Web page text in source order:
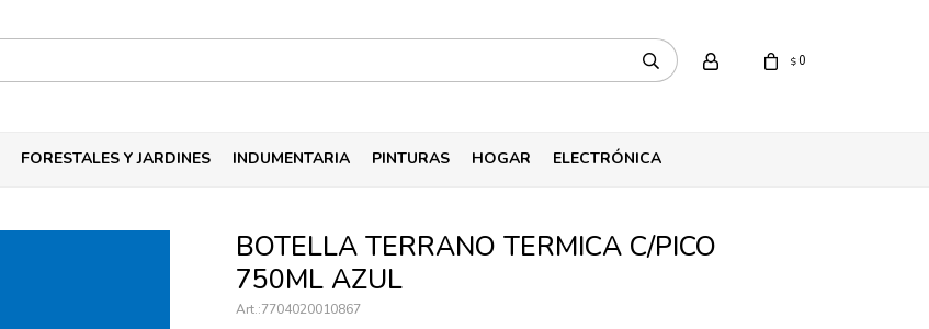
FORESTALES Y JARDINES INDUMENTARIA PINTURAS HOGAR ELECTRÓNICA
$ 0
BOTELLA TERRANO TERMICA C/PICO
750ML AZUL
7704020010867